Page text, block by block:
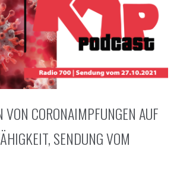
VON CORONAIMPFUNGEN AUF
SENDUNG VOM